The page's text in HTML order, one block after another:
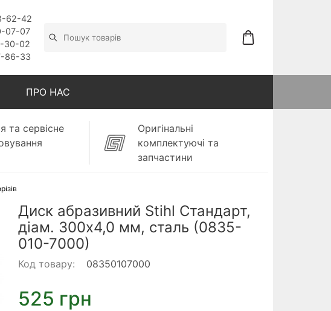
62-42
07-07
30-02
86-33
ПРО НАС
та сервісне
Оригінальні
комплектуючі та
запчастини
Диск абразивний Stihl Стандарт,
діам. 300x4,0 мм, сталь (0835-
010-7000)
Код товару: 08350107000
525 грн